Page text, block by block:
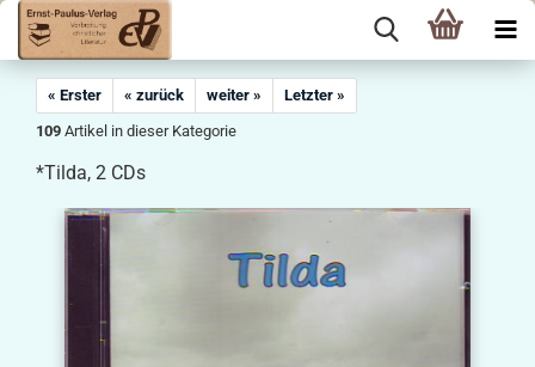
« Erster « zurück weiter »
Letzter »
109 Artikel in dieser Kategorie
*Tilda, 2 CDs